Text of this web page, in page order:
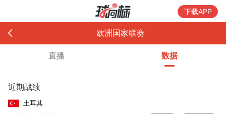
下载APP
欧洲国家联赛
直播 数据
近期战绩
土耳其